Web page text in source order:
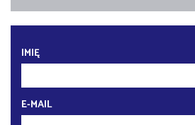
IMIĘ
E-MAIL